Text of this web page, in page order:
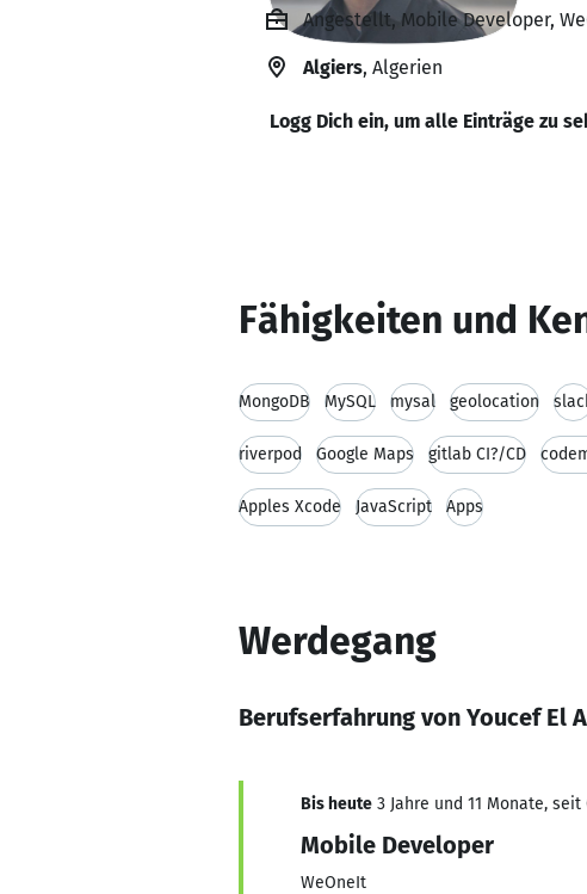
Angestellt, Mobile Developer,
Algiers, Algerien
Logg Dich ein, um alle Einträge zu
Fähigkeiten und
MongoDB MySQL mysal geolocation
riverpod Google Maps gitlab CI?/CD
Apples Xcode JavaScript Apps
Werdegang
Berufserfahrung von Youcef El
Bis heute 3 Jahre und 11 Monate, seit
Mobile Developer
WeOneIt